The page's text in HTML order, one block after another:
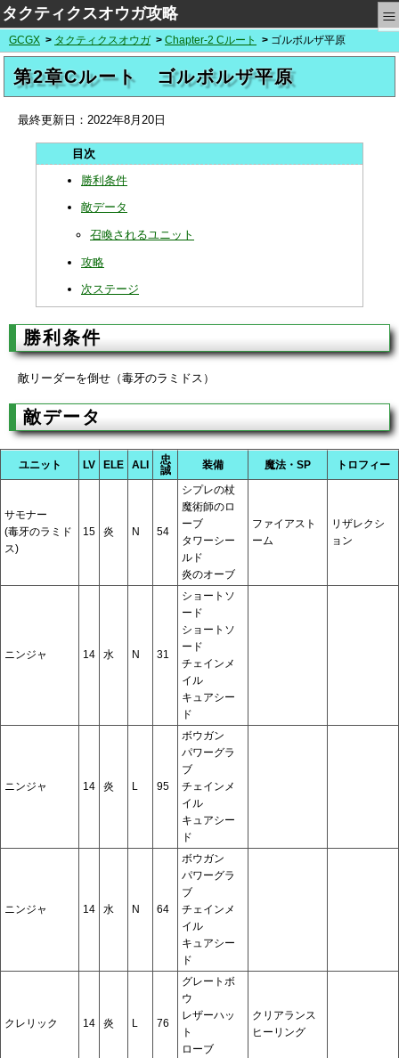
タクティクスオウガ攻略 ≡
GCGX タクティクスオウガ Chapter-2 Cルート ゴルボルザ平原
第2章Cルート ゴルボルザ平原
最終更新日： 2022年8月20日
勝利条件
敵データ
召喚されるユニット
攻略
次ステージ
勝利条件
敵リーダーを倒せ（毒牙のラミドス）
敵データ
ユニット LV ELE ALI
忠
誠
装備 魔法・SP トロフィー
サモナー
(毒牙のラミド
ス)
15 炎 N 54
シプレの杖
魔術師のロ
ーブ
タワーシー
ルド
炎のオーブ
ファイアスト
ーム
リザレクシ
ョン
ニンジャ 14 水 N 31
ショートソ
ード
ショートソ
ード
チェインメ
イル
キュアシー
ド
ニンジャ 14 炎 L 95
ボウガン
パワーグラ
ブ
チェインメ
イル
キュアシー
ド
ニンジャ 14 水 N 64
ボウガン
パワーグラ
ブ
チェインメ
イル
キュアシー
ド
クレリック 14 炎 L 76
グレートボ
ウ
レザーハッ
ト
ローブ
クリアランス
ヒーリング